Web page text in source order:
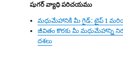
షుగర్ వ్యాధి పరిచయము
మధుమేహానికి మీ గైడ్: టైప్ 1
జీవితం కొరకు మీ మధుమేహాన్ని
దశలు